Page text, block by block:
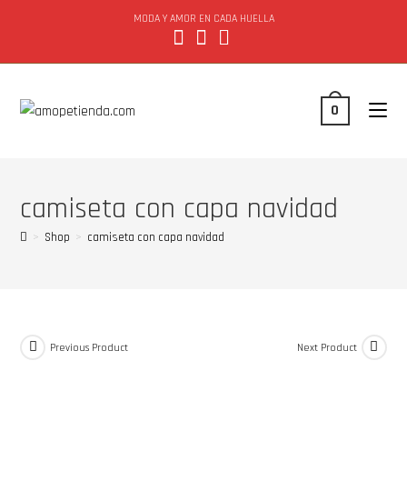
MODA Y AMOR EN CADA HUELLA
0
camiseta con capa navidad
> Shop > camiseta con capa navidad
Previous Product Next Product